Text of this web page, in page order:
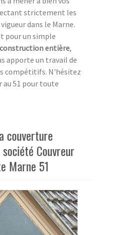
strictement les
dans le Marne.
pour un simple
construction entière,
apporte un travail de
compétitifs. N'hésitez
au 51 pour toute
couverture
Couvreur
Marne 51